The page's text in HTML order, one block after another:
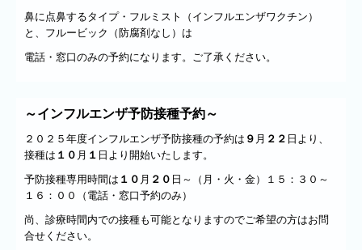
鼻に点鼻するタイプ・フルミスト（インフルエンザワクチン）
と、 フルービック（防腐剤なし）は
電話・窓口のみの予約になります。ご了承ください。
～インフルエンザ予防接種予約～
２０２５年度インフルエンザ予防接種の予約は ９ 月 ２２ 日より、
接種は １０ 月 １ 日より開始いたします。
予防接種専用時間は １０ 月 ２０ 日～（月・火・金）
１５：３０～
１６：００
（電話・窓口予約のみ）
尚、診療時間内での接種も可能となりますのでご希望の方はお問
合せください。